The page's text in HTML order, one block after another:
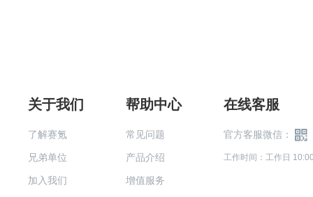
关于我们
了解赛氪
兄弟单位
加入我们
帮助中心
常见问题
产品介绍
增值服务
在线客服
官方客服微信：
工作时间：工作日